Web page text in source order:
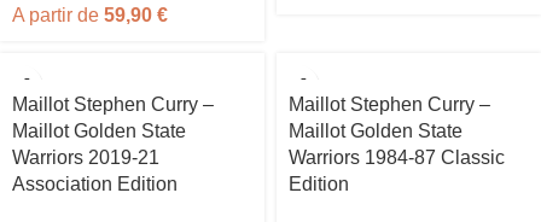
A partir de 59,90 €
Maillot Stephen Curry –
Maillot Golden State
Warriors 2019-21
Association Edition
Maillot Stephen Curry –
Maillot Golden State
Warriors 1984-87 Classic
Edition